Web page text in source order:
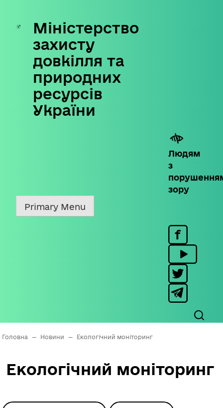
Skip
content
Міністерство
захисту
довкілля та
природних
ресурсів
України
Людям
з
зору
Primary Menu
Головна — Новини — Екологічний моніторинг
Екологічний моніторинг